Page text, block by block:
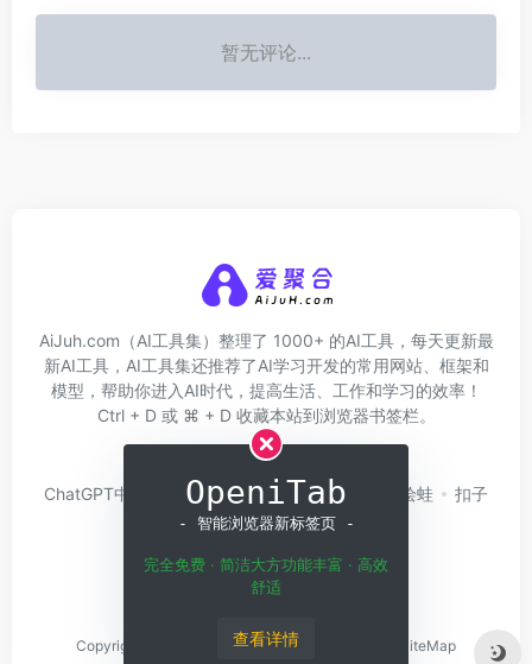
暂无评论...
AiJuh.com（AI工具集）整理了 1000+ 的AI工具，每天更新最
新AI工具，AI工具集还推荐了AI学习开发的常用网站、框架和
模型，帮助你进入AI时代，提高生活、工作和学习的效率！
Ctrl + D 或 ⌘ + D 收藏本站到浏览器书签栏。
ChatGPT中文版
问小白 硅基流动 Trae 绘蛙
扣子
Coze
白日梦AI
Copyright © 2026 Home 粤ICP备2023143650号 SiteMap
OpeniTab
- 智能浏览器新标签页 -
完全免费 · 简洁大方功能丰富 · 高效
舒适
查看详情